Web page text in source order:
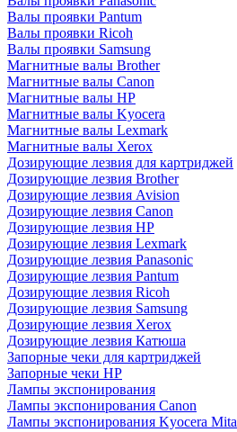
Валы проявки Pantum
Валы проявки Ricoh
Валы проявки Samsung
Магнитные валы Brother
Магнитные валы Canon
Магнитные валы HP
Магнитные валы Kyocera
Магнитные валы Lexmark
Магнитные валы Xerox
Дозирующие лезвия для картриджей
Дозирующие лезвия Brother
Дозирующие лезвия Avision
Дозирующие лезвия Canon
Дозирующие лезвия HP
Дозирующие лезвия Lexmark
Дозирующие лезвия Panasonic
Дозирующие лезвия Pantum
Дозирующие лезвия Ricoh
Дозирующие лезвия Samsung
Дозирующие лезвия Xerox
Дозирующие лезвия Катюша
Запорные чеки для картриджей
Запорные чеки HP
Лампы экспонирования
Лампы экспонирования Canon
Лампы экспонирования Kyocera Mita